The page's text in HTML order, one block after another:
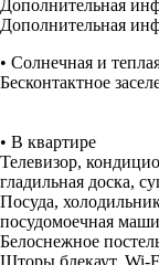
Дополнительная
Дополнительная
• Солнечная и
Бесконтактное
• В квартире
Телевизор,
гладильная доска,
Посуда,
посудомоечная
Белоснежное
Шторы блекаут. Wi-